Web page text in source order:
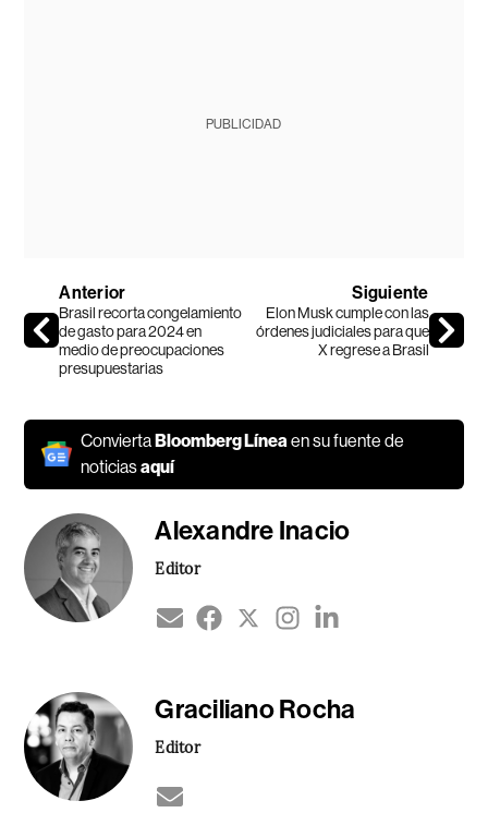
PUBLICIDAD
Anterior
Brasil recorta congelamiento
de gasto para 2024 en
medio de preocupaciones
presupuestarias
Siguiente
Elon Musk cumple con las
órdenes judiciales para que
X regrese a Brasil
ConviertaBloomberg Línea en su fuente de
noticiasaquí
Alexandre Inacio
Editor
Graciliano Rocha
Editor